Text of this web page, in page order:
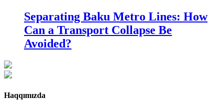
Separating Baku Metro Lines: How
Can a Transport Collapse Be
Avoided?
Haqqımızda